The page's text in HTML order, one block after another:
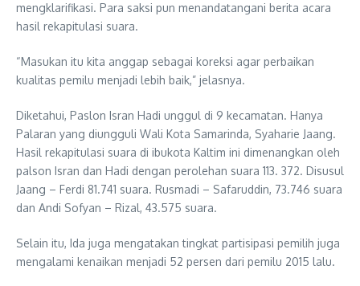
mengklarifikasi. Para saksi pun menandatangani berita acara
hasil rekapitulasi suara.
“Masukan itu kita anggap sebagai koreksi agar perbaikan
kualitas pemilu menjadi lebih baik,” jelasnya.
Diketahui, Paslon Isran Hadi unggul di 9 kecamatan. Hanya
Palaran yang diungguli Wali Kota Samarinda, Syaharie Jaang.
Hasil rekapitulasi suara di ibukota Kaltim ini dimenangkan oleh
palson Isran dan Hadi dengan perolehan suara 113. 372. Disusul
Jaang – Ferdi 81.741 suara. Rusmadi – Safaruddin, 73.746 suara
dan Andi Sofyan – Rizal, 43.575 suara.
Selain itu, Ida juga mengatakan tingkat partisipasi pemilih juga
mengalami kenaikan menjadi 52 persen dari pemilu 2015 lalu.